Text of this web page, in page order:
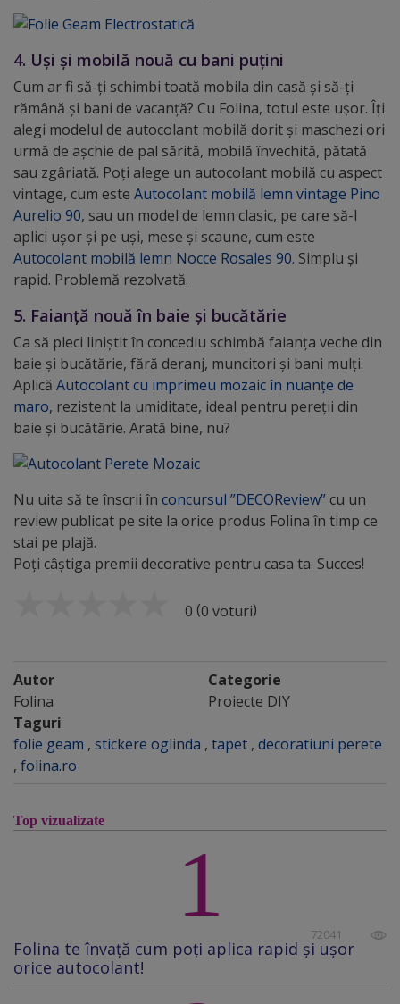
4. Uși și mobilă nouă cu bani puțini
Cum ar fi să-ți schimbi toată mobila din casă și să-ți
rămână și bani de vacanță? Cu Folina, totul este ușor. Îți
alegi modelul de autocolant mobilă dorit și maschezi ori
urmă de așchie de pal sărită, mobilă învechită, pătată
sau zgâriată. Poți alege un autocolant mobilă cu aspect
vintage, cum este Autocolant mobilă lemn vintage Pino
Aurelio 90, sau un model de lemn clasic, pe care să-l
aplici ușor și pe uși, mese și scaune, cum este
Autocolant mobilă lemn Nocce Rosales 90. Simplu și
rapid. Problemă rezolvată.
5. Faianță nouă în baie și bucătărie
Ca să pleci liniștit în concediu schimbă faianța veche din
baie și bucătărie, fără deranj, muncitori și bani mulți.
Aplică Autocolant cu imprimeu mozaic în nuanțe de
maro, rezistent la umiditate, ideal pentru pereții din
baie și bucătărie. Arată bine, nu?
Nu uita să te înscrii în concursul ”DECOReview”cu un
review publicat pe site la orice produs Folina în timp ce
stai pe plajă.
Poți câștiga premii decorative pentru casa ta. Succes!
0 (0 voturi)
Autor
Folina
Categorie
Proiecte DIY
Taguri
folie geam , stickere oglinda , tapet , decoratiuni perete
, folina.ro
Top vizualizate
1 72041
Folina te învață cum poți aplica rapid și ușor
orice autocolant!